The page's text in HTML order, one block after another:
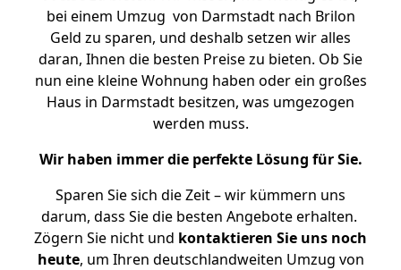
bei einem Umzug von Darmstadt nach Brilon
Geld zu sparen, und deshalb setzen wir alles
daran, Ihnen die besten Preise zu bieten. Ob Sie
nun eine kleine Wohnung haben oder ein großes
Haus in Darmstadt besitzen, was umgezogen
werden muss.
Wir haben immer die perfekte Lösung für Sie.
Sparen Sie sich die Zeit – wir kümmern uns
darum, dass Sie die besten Angebote erhalten.
Zögern Sie nicht und kontaktieren Sie uns noch
heute, um Ihren deutschlandweiten Umzug von